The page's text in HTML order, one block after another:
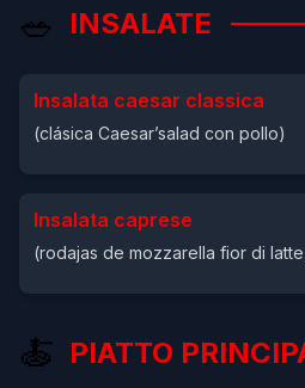
🥗 INSALATE
Insalata caesar classica
(clásica Caesar’salad con pollo)
Insalata caprese
(rodajas de mozzarella fior di
🍝 PIATTO